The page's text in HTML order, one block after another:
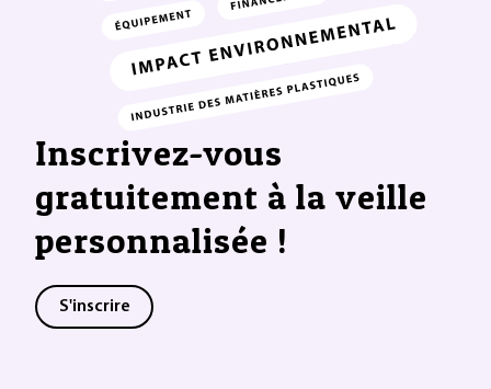
Inscrivez-vous
gratuitement à la veille
personnalisée !
S'inscrire